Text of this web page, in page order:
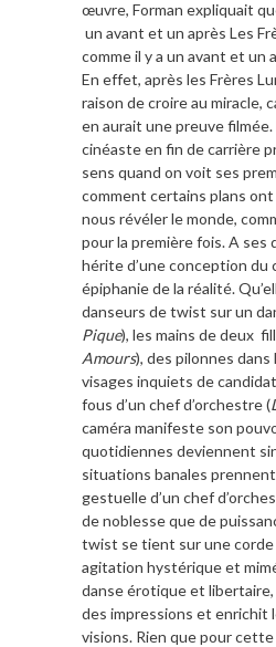
œuvre, Forman expliquait
un avant et un après Les
comme il y a un avant et un
En effet, après les Frères
raison de croire au miracle,
en aurait une preuve
cinéaste en fin de carrière
sens quand on voit ses
comment certains plans
nous révéler le monde,
pour la première fois. A ses
hérite d’une conception du
épiphanie de la réalité.
danseurs de twist sur un
Pique), les mains de deux
Amours), des pilonnes dans
visages inquiets de
fous d’un chef d’orchestre (
caméra manifeste son
quotidiennes deviennent
situations banales
gestuelle d’un chef
de noblesse que de
twist se tient sur une
agitation hystérique et
danse érotique et libertaire,
des impressions et enrichit
visions. Rien que pour